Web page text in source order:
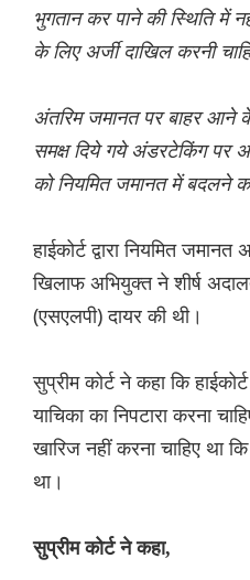
भुगतान कर पाने की स्थिति में
के लिए अर्जी दाखिल करनी
अंतरिम जमानत पर बाहर आने के
समक्ष दिये गये अंडरटेकिंग पर
को नियमित जमानत में बदलने
हाईकोर्ट द्वारा नियमित
खिलाफ अभियुक्त ने शीर्ष
(एसएलपी) दायर की थी।
सुप्रीम कोर्ट ने कहा कि
याचिका का निपटारा करना
खारिज नहीं करना चाहिए था
था।
सुप्रीम कोर्ट ने कहा,